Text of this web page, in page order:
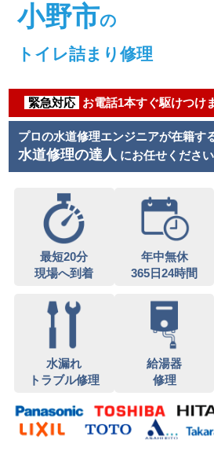
小野市の
トイレ詰まり修理
緊急対応 お電話1本すぐ駆けつけ
プロの水道修理エンジニアが在籍す
水道修理の達人 にお任せください
最短20分
現場へ到着
年中無休
365日24時間
水漏れ
トラブル修理
給湯器
修理